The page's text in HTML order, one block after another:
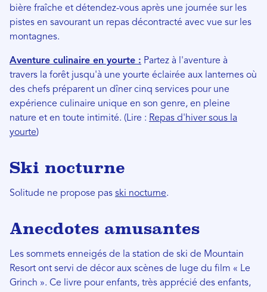
bière fraîche et détendez-vous après une journée sur les
pistes en savourant un repas décontracté avec vue sur les
montagnes.
Aventure culinaire en yourte : Partez à l'aventure à
travers la forêt jusqu'à une yourte éclairée aux lanternes où
des chefs préparent un dîner cinq services pour une
expérience culinaire unique en son genre, en pleine
nature et en toute intimité. (Lire : Repas d'hiver sous la
yourte)
Ski nocturne
Solitude ne propose pas ski nocturne.
Anecdotes amusantes
Les sommets enneigés de la station de ski de Mountain
Resort ont servi de décor aux scènes de luge du film « Le
Grinch ». Ce livre pour enfants, très apprécié des enfants,